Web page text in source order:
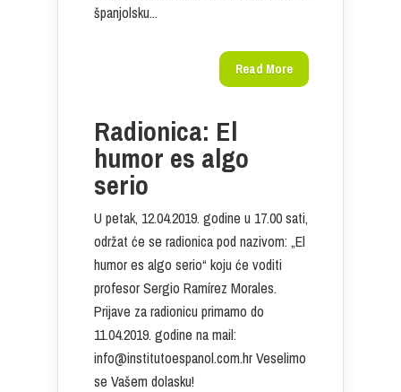
španjolsku...
Read More
Radionica: El
humor es algo
serio
U petak, 12.04.2019. godine u 17.00 sati,
održat će se radionica pod nazivom: „El
humor es algo serio“ koju će voditi
profesor Sergio Ramírez Morales.
Prijave za radionicu primamo do
11.04.2019. godine na mail:
info@institutoespanol.com.hr Veselimo
se Vašem dolasku!